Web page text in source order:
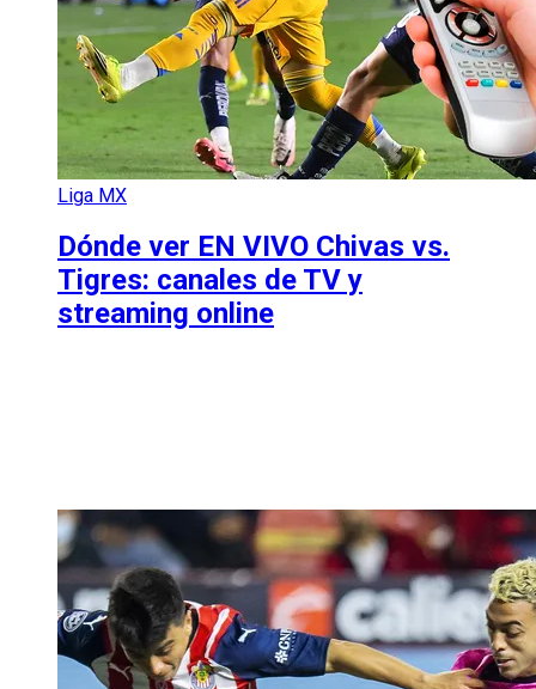
Liga MX
Dónde ver EN VIVO Chivas vs.
Tigres: canales de TV y
streaming online